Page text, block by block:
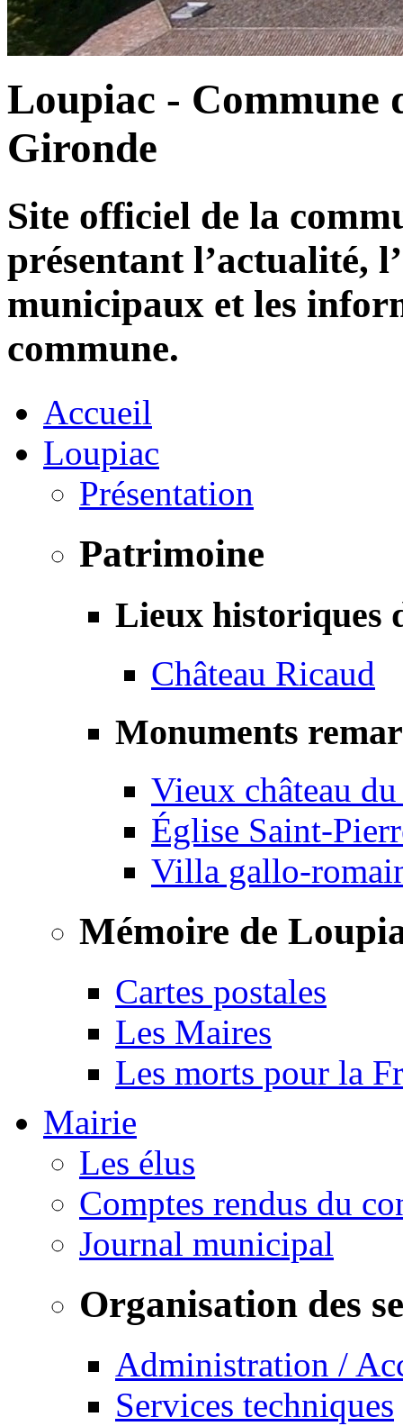
Loupiac - Commune
Gironde
Site officiel de la
présentant l’actualité,
municipaux et les
commune.
Accueil
Loupiac
Présentation
Patrimoine
Lieux historiques
Château Ricaud
Monuments
Vieux château
Église Saint-
Villa gallo-
Mémoire de
Cartes postales
Les Maires
Les morts pour la
Mairie
Les élus
Comptes rendus du
Journal municipal
Organisation des
Administration /
Services techniques